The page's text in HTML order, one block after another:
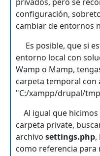
configuración,
cambiar de entornos
Es posible, que si
entorno local con
Wamp o Mamp,
carpeta temporal con
"C:/xampp/drupal/
Al igual que
carpeta private,
archivo settings.php,
como referencia